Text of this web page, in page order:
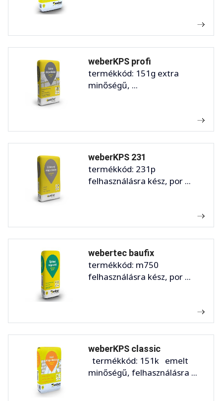
weberKPS profi
termékkód: 151g extra
minőségű, ...
weberKPS 231
termékkód: 231p
felhasználásra kész, por ...
webertec baufix
termékkód: m750
felhasználásra kész, por ...
weberKPS classic
termékkód: 151k emelt
minőségű, felhasználásra ...